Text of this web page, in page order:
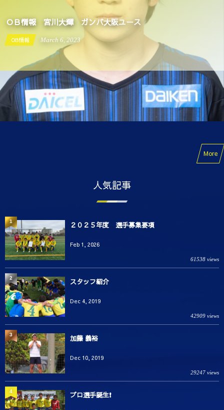
ＯＢ情報 宮川大輝 ガンバ大阪ユース
OB情報 March 6 2023
More
人気記事
２０２５年度 選手募集要項
Feb 1, 2026
61538 views
1
スタッフ紹介
Dec 4, 2019
42909 views
2
加藤 義裕
Dec 10, 2019
29247 views
3
プロ選手誕生❗️
4